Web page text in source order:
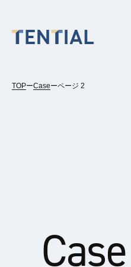
TOPーCaseーページ 2
Case